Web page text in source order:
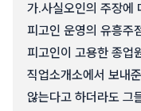
가.사실오인의 주장에
피고인 운영의 유흥주
피고인이 고용한 종업
직업소개소에서 보내
않는다고 하더라도 그